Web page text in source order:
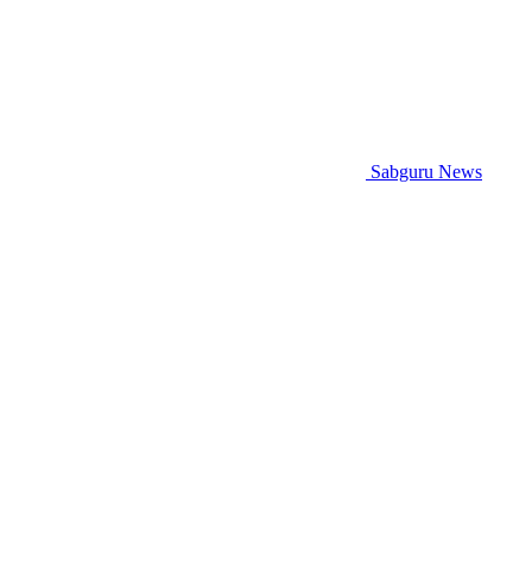
Sabguru News